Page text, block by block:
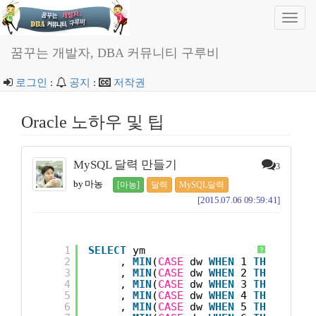
꿈꾸는 개발자, DBA 커뮤니티 구루비
로그인 : 공지 : 저작권
Oracle 노하우 및 팁
MySQL 달력 만들기 3
by 마농 [마농] 달력 MySQL달력
[2015.07.06 09:59:41]
?
1
2
3
4
5
6
SELECT ym
, MIN(CASE dw WHEN 1 THEN
, MIN(CASE dw WHEN 2 THEN
, MIN(CASE dw WHEN 3 THEN
, MIN(CASE dw WHEN 4 THEN
, MIN(CASE dw WHEN 5 THEN